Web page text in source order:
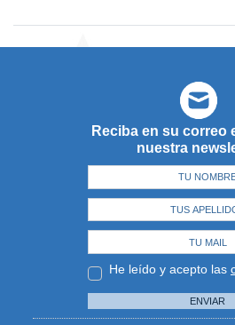
Reciba en su correo
nuestra
He leído y acepto las
ENVIAR